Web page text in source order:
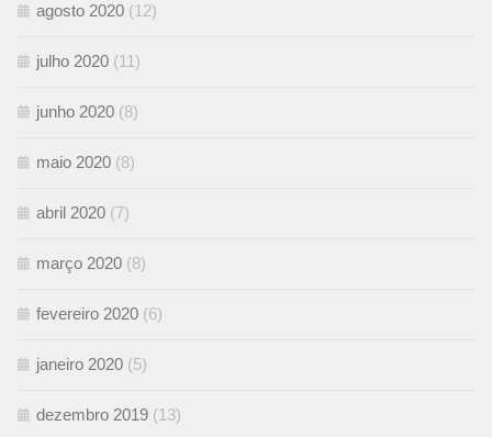
agosto 2020 (12)
julho 2020 (11)
junho 2020 (8)
maio 2020 (8)
abril 2020 (7)
março 2020 (8)
fevereiro 2020 (6)
janeiro 2020 (5)
dezembro 2019 (13)